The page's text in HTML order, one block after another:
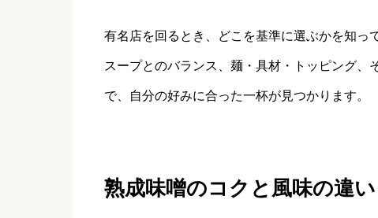
有名店を回るとき、どこを基準に選ぶかを知っ
スープとのバランス、麺・具材・トッピング、
で、自分の好みに合った一杯が見つかります。
熟成味噌のコクと風味の違い